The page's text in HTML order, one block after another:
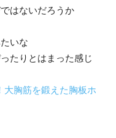
はないだろうか
いな
たりとはまった感じ
大胸筋を鍛えた胸板ホ